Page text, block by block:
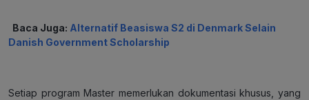
Baca Juga: Alternatif Beasiswa S2 di Denmark Selain
Danish Government Scholarship
Setiap program Master memerlukan dokumentasi khusus, yang